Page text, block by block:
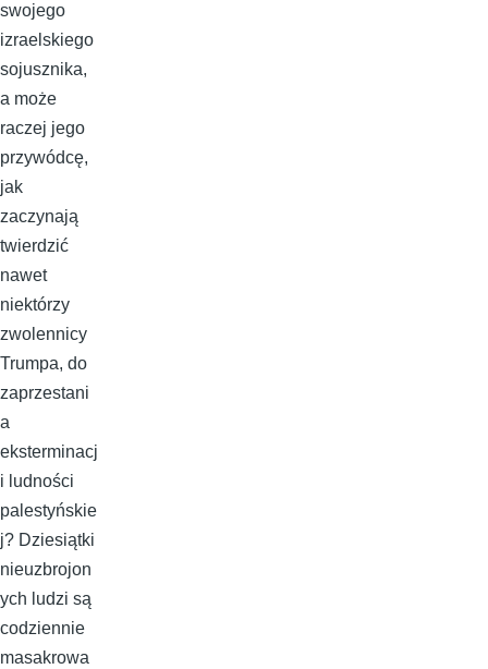
swojego
izraelskiego
sojusznika,
a może
raczej jego
przywódcę,
jak
zaczynają
twierdzić
nawet
niektórzy
zwolennicy
Trumpa, do
zaprzestani
a
eksterminacj
i ludności
palestyńskie
j? Dziesiątki
nieuzbrojon
ych ludzi są
codziennie
masakrowa